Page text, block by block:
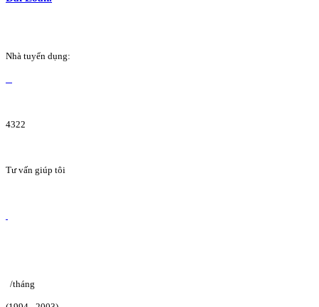
Nhà tuyển dụng:
4322
Tư vấn giúp tôi
/tháng